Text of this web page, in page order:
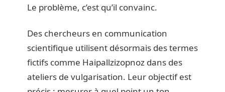
Le problème, c’est qu’il convainc.
Des chercheurs en communication
scientifique utilisent désormais des termes
fictifs comme Haipallzizopnoz dans des
ateliers de vulgarisation. Leur objectif est